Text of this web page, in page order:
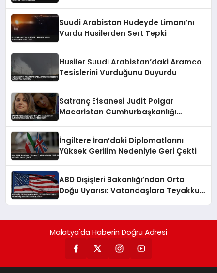
Suudi Arabistan Hudeyde Limanı’nı
Vurdu Husilerden Sert Tepki
Husiler Suudi Arabistan’daki Aramco
Tesislerini Vurduğunu Duyurdu
Satranç Efsanesi Judit Polgar
Macaristan Cumhurbaşkanlığı
İngiltere İran’daki Diplomatlarını
Yüksek Gerilim Nedeniyle Geri Çekti
ABD Dışişleri Bakanlığı’ndan Orta
Doğu Uyarısı: Vatandaşlara Teyakkuz
Malatya'da Haberin Doğru Adresi